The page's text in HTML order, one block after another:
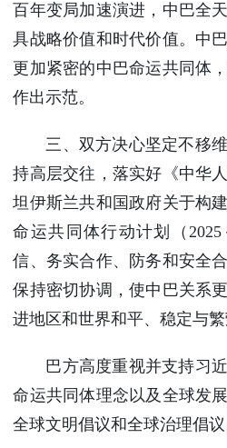
百年变局加速演进，中巴全
具战略价值和时代价值。中
更加紧密的中巴命运共同体
作出示范。
三、双方决心坚定不移
持高层交往，落实好《中华
坦伊斯兰共和国政府关于构
命运共同体行动计划（
信、务实合作、防务和安全
保持密切协调，使中巴关系
进地区和世界和平、稳定与繁
巴方高度重视并支持习
命运共同体理念以及全球发
全球文明倡议和全球治理倡议